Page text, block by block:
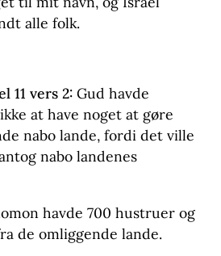
alle folk.
11 vers 2: Gud havde
at have noget at gøre
nabo lande, fordi det ville
nabo landenes
havde 700 hustruer og
de omliggende lande.